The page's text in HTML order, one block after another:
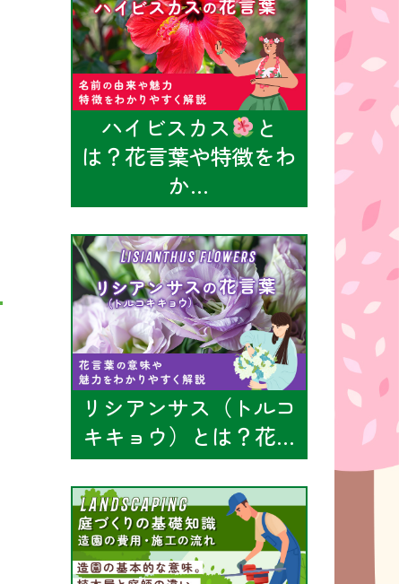
ハイビスカス
と
は？花言葉や特徴をわ
か…
リシアンサス（トルコ
キキョウ）とは？花…